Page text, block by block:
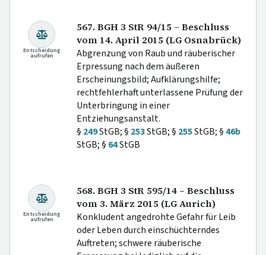
Entscheidung
aufrufen
567. BGH 3 StR 94/15 – Beschluss
vom 14. April 2015 (LG Osnabrück)
Abgrenzung von Raub und räuberischer
Erpressung nach dem äußeren
Erscheinungsbild; Aufklärungshilfe;
rechtfehlerhaft unterlassene Prüfung der
Unterbringung in einer
Entziehungsanstalt.
§ 249StGB; § 253StGB; § 255StGB; §46b
StGB; § 64StGB
Entscheidung
aufrufen
568. BGH 3 StR 595/14 – Beschluss
vom 3. März 2015 (LG Aurich)
Konkludent angedrohte Gefahr für Leib
oder Leben durch einschüchterndes
Auftreten; schwere räuberische